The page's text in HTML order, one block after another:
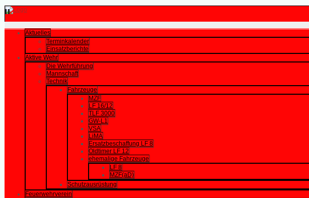
Aktuelles
Terminkalender
Einsatzberichte
Aktive Wehr
Die Wehrführung
Mannschaft
Technik
Fahrzeuge
MZF
LF 16/12
TLF 3000
GW-L1
VSA
LiMA
Ersatzbeschaffung LF 8
Oldtimer LF 12
ehemalige Fahrzeuge
LF 8
MZF(aD)
Schutzausrüstung
Feuerwehrverein